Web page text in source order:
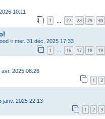
10:11
1 27 28 29 30
« mer. 31 déc. 2025 17:33
1 … 16 17 18 19
avr. 2025 08:26
1 2
janv. 2025 22:13
1 2 3